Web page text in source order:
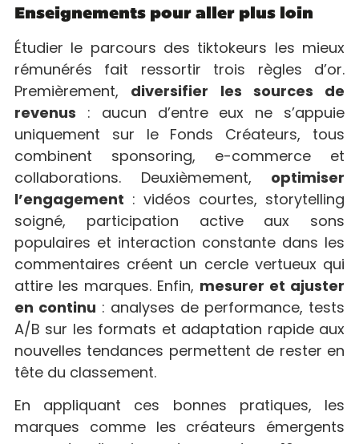
Enseignements pour aller plus loin
Étudier le parcours des tiktokeurs les mieux
rémunérés fait ressortir trois règles d’or.
Premièrement, diversifier les sources de
revenus : aucun d’entre eux ne s’appuie
uniquement sur le Fonds Créateurs, tous
combinent sponsoring, e-commerce et
collaborations. Deuxièmement, optimiser
l’engagement : vidéos courtes, storytelling
soigné, participation active aux sons
populaires et interaction constante dans les
commentaires créent un cercle vertueux qui
attire les marques. Enfin, mesurer et ajuster
en continu : analyses de performance, tests
A/B sur les formats et adaptation rapide aux
nouvelles tendances permettent de rester en
tête du classement.
En appliquant ces bonnes pratiques, les
marques comme les créateurs émergents